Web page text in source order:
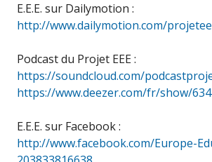
E.E.E. sur Dailymotion :
http://www.dailymotion.com/
Podcast du Projet EEE :
https://soundcloud.com/
https://www.deezer.com/fr/show/
E.E.E. sur Facebook :
http://www.facebook.com/Europe-